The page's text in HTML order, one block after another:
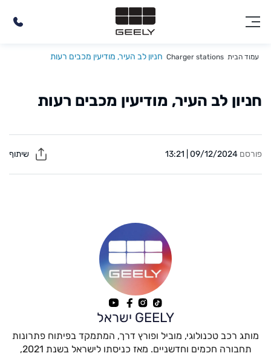
עמוד הבית Charger stations חניון לב העיר, מודיעין מכבים רעות
חניון לב העיר, מודיעין מכבים רעות
פורסם 09/12/2024 | 13:21
GEELY ישראל
מותג רכב טכנולוגי, מוביל ופורץ דרך, המתמקד בפיתוח פתרונות
תחבורה חכמים וחדשניים. מאז כניסתו לישראל בשנת 2021,